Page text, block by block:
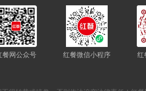
餐网公众号 红餐微信小程序 红